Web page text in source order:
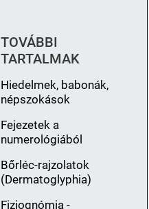
TOVÁBBI
TARTALMAK
Hiedelmek, babonák,
népszokások
Fejezetek a
numerológiából
Bőrléc-rajzolatok
(Dermatoglyphia)
Fiziognómia -